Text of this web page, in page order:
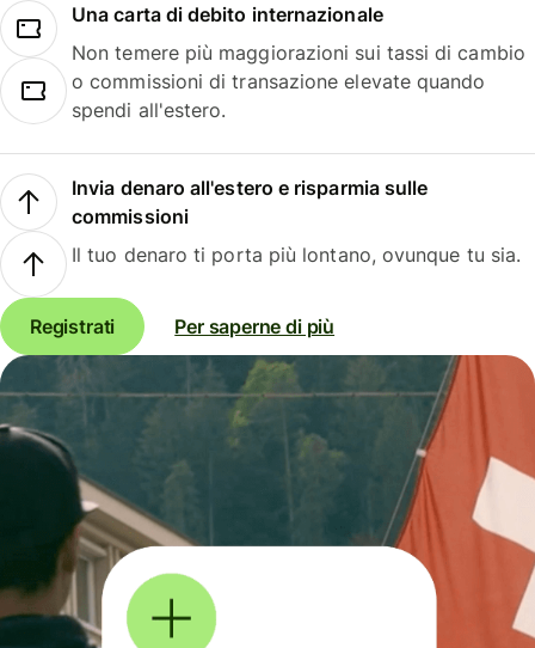
Una carta di debito internazionale
Non temere più maggiorazioni sui tassi di cambio
o commissioni di transazione elevate quando
spendi all'estero.
Invia denaro all'estero e risparmia sulle
commissioni
Il tuo denaro ti porta più lontano, ovunque tu sia.
Registrati Per saperne di più